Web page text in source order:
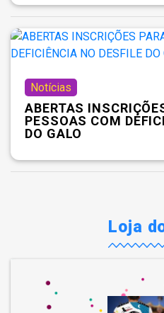
Notícias
ABERTAS
PESSOAS COM
DO GALO
Loja